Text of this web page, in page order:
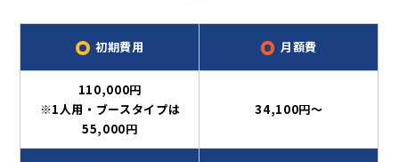
初期費用 月額費
110,000円
※1人用・ブースタイプは
55,000円
34,100円～